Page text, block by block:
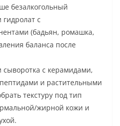
безалкогольный
с
(бадьян, ромашка,
баланса после
с керамидами,
и растительными
текстуру под тип
жирной кожи и